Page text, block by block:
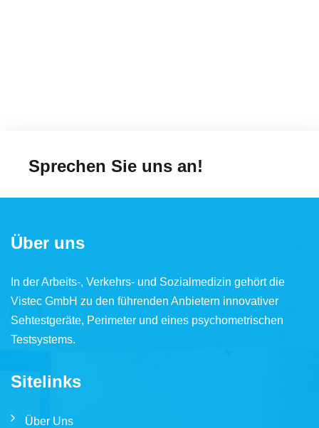
Sprechen Sie uns an!
Über uns
In der Arbeits-, Verkehrs- und Sozialmedizin gehört die
Vistec GmbH zu den führenden Anbietern innovativer
Sehtestgeräte, Perimeter und eines psychometrischen
Testsystems.
Sitelinks
Über Uns